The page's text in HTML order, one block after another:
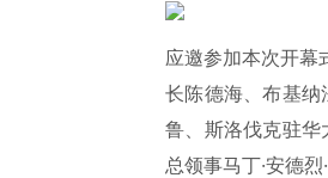
应邀参加本次开幕
长陈德海、布基纳
鲁、斯洛伐克驻华
总领事马丁·安德